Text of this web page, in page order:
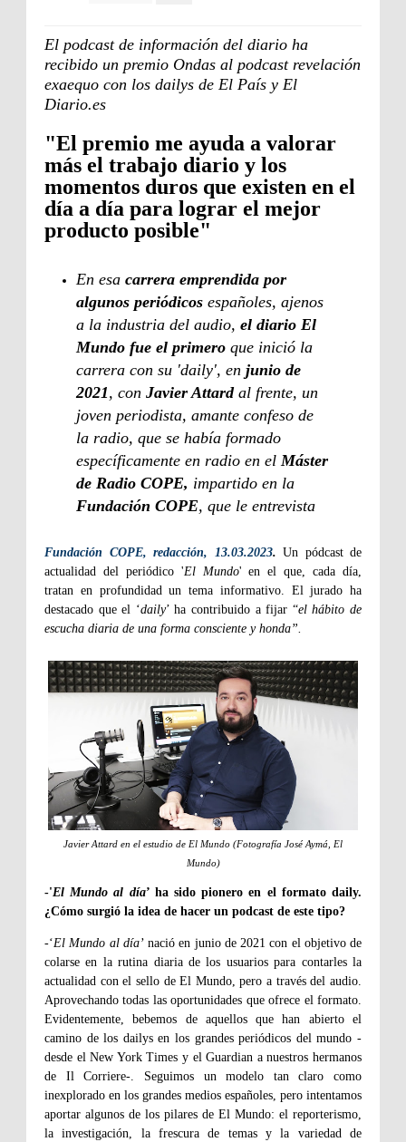
El podcast de información del diario ha
recibido un premio Ondas al podcast revelación
exaequo con los dailys de El País y El
Diario.es
"El premio me ayuda a valorar
más el trabajo diario y los
momentos duros que existen en el
día a día para lograr el mejor
producto posible"
En esa carrera emprendida por
algunos periódicos españoles, ajenos
a la industria del audio, el diario El
Mundo fue el primero que inició la
carrera con su 'daily', en junio de
2021, con Javier Attardal frente, un
joven periodista, amante confeso de
la radio, que se había formado
específicamente en radio en elMáster
de Radio COPE, impartido en la
Fundación COPE, que le entrevista
Fundación COPE, redacción, 13.03.2023. Un pódcast de
actualidad del periódico 'El Mundo' en el que, cada día,
tratan en profundidad un tema informativo. El jurado ha
destacado que el ‘daily’ ha contribuido a fijar “el hábito de
escucha diaria de una forma consciente y honda”.
Javier Attard en el estudio de El Mundo (Fotografía José Aymá, El
Mundo)
-'El Mundo al día’ ha sido pionero en el formato daily.
¿Cómo surgió la idea de hacer un podcast de este tipo?
-‘El Mundo al día’nació en junio de 2021 con el objetivo de
colarse en la rutina diaria de los usuarios para contarles la
actualidad con el sello de El Mundo, pero a través del audio.
Aprovechando todas las oportunidades que ofrece el formato.
Evidentemente, bebemos de aquellos que han abierto el
camino de los dailys en los grandes periódicos del mundo -
desde el New York Times y el Guardian a nuestros hermanos
de Il Corriere-. Seguimos un modelo tan claro como
inexplorado en los grandes medios españoles, pero intentamos
aportar algunos de los pilares de El Mundo: el reporterismo,
la investigación, la frescura de temas y la variedad de